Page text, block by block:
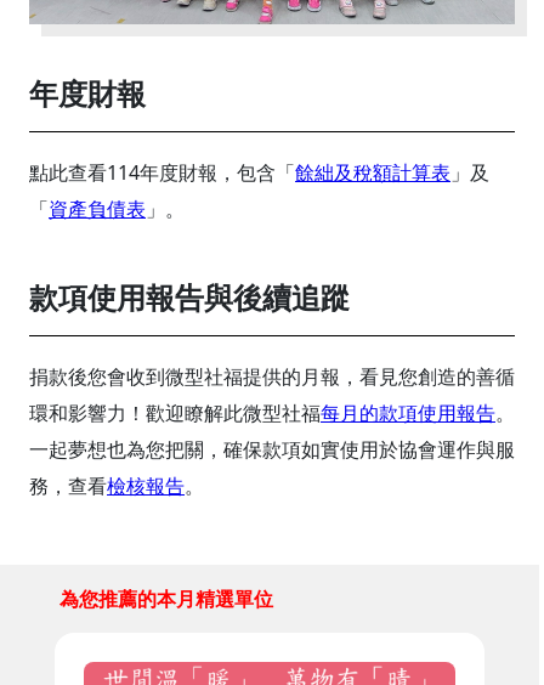
年度財報
點此查看114年度財報，包含「餘絀及稅額計算表 」及
「資產負債表 」。
款項使用報告與後續追蹤
捐款後您會收到微型社福提供的月報，看見您創造的善循
環和影響力！歡迎瞭解此微型社福每月的款項使用報告。
一起夢想也為您把關，確保款項如實使用於協會運作與服
務，查看檢核報告。
為您推薦的本月精選單位